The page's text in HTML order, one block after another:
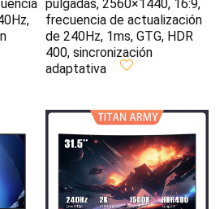
pulgadas, 2560×1440, 16:9,
frecuencia de actualización
de 240Hz, 1ms, GTG, HDR
400, sincronización
adaptativa